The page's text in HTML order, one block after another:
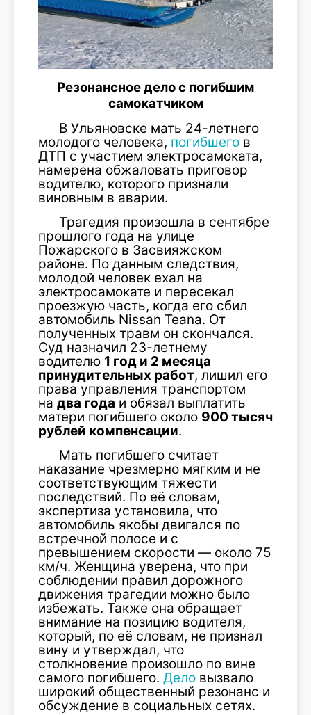
Резонансное дело с погибшим
самокатчиком
В Ульяновске мать 24-летнего
молодого человека, погибшего в
ДТП с участием электросамоката,
намерена обжаловать приговор
водителю, которого признали
виновным в аварии.
Трагедия произошла в сентябре
прошлого года на улице
Пожарского в Засвияжском
районе. По данным следствия,
молодой человек ехал на
электросамокате и пересекал
проезжую часть, когда его сбил
автомобиль Nissan Teana. От
полученных травм он скончался.
Суд назначил 23-летнему
водителю 1 год и 2 месяца
принудительных работ, лишил его
права управления транспортом
на два года и обязал выплатить
матери погибшего около 900 тысяч
рублей компенсации.
Мать погибшего считает
наказание чрезмерно мягким и не
соответствующим тяжести
последствий. По её словам,
экспертиза установила, что
автомобиль якобы двигался по
встречной полосе и с
превышением скорости — около 75
км/ч. Женщина уверена, что при
соблюдении правил дорожного
движения трагедии можно было
избежать. Также она обращает
внимание на позицию водителя,
который, по её словам, не признал
вину и утверждал, что
столкновение произошло по вине
самого погибшего. Дело вызвало
широкий общественный резонанс и
обсуждение в социальных сетях.